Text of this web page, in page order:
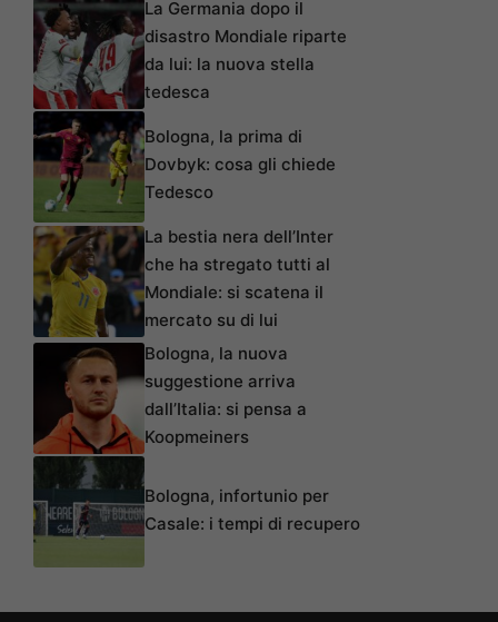
La Germania dopo il
disastro Mondiale riparte
da lui: la nuova stella
tedesca
Bologna, la prima di
Dovbyk: cosa gli chiede
Tedesco
La bestia nera dell’Inter
che ha stregato tutti al
Mondiale: si scatena il
mercato su di lui
Bologna, la nuova
suggestione arriva
dall’Italia: si pensa a
Koopmeiners
Bologna, infortunio per
Casale: i tempi di recupero